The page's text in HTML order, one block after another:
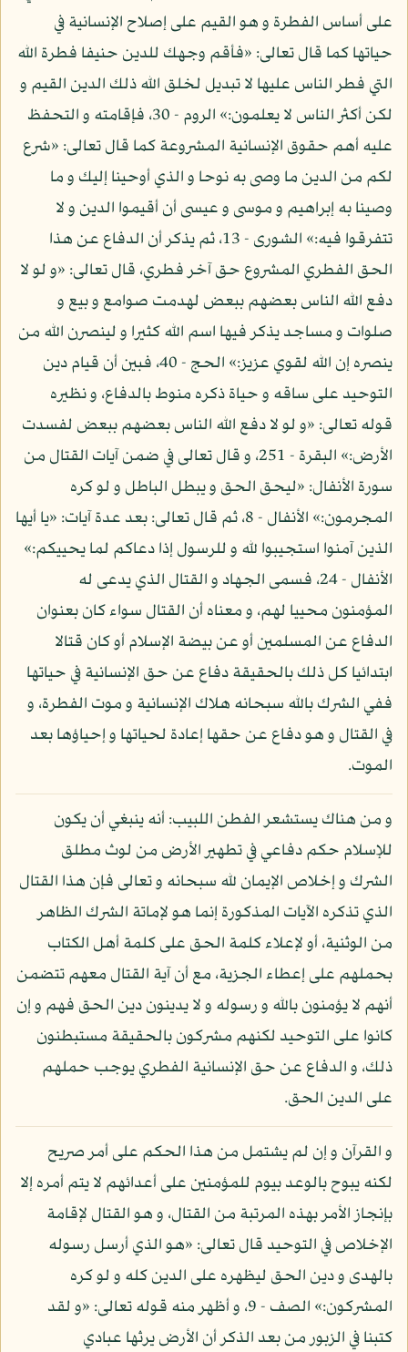
على أساس الفطرة و هو القيم على إصلاح الإنسانية في
حياتها كما قال تعالى: «فأقم وجهك للدين حنيفا فطرة الله
التي فطر الناس عليها لا تبديل لخلق الله ذلك الدين القيم و
لكن أكثر الناس لا يعلمون:» الروم - 30، فإقامته و التحفظ
عليه أهم حقوق الإنسانية المشروعة كما قال تعالى: «شرع
لكم من الدين ما وصى به نوحا و الذي أوحينا إليك و ما
وصينا به إبراهيم و موسى و عيسى أن أقيموا الدين و لا
تتفرقوا فيه:» الشورى - 13، ثم يذكر أن الدفاع عن هذا
الحق الفطري المشروع حق آخر فطري، قال تعالى: «و لو لا
دفع الله الناس بعضهم ببعض لهدمت صوامع و بيع و
صلوات و مساجد يذكر فيها اسم الله كثيرا و لينصرن الله من
ينصره إن الله لقوي عزيز:» الحج - 40، فبين أن قيام دين
التوحيد على ساقه و حياة ذكره منوط بالدفاع، و نظيره
قوله تعالى: «و لو لا دفع الله الناس بعضهم ببعض لفسدت
الأرض:» البقرة - 251، و قال تعالى في ضمن آيات القتال من
سورة الأنفال: «ليحق الحق و يبطل الباطل و لو كره
المجرمون:» الأنفال - 8، ثم قال تعالى: بعد عدة آيات: «يا أيها
الذين آمنوا استجيبوا لله و للرسول إذا دعاكم لما يحييكم:»
الأنفال - 24، فسمى الجهاد و القتال الذي يدعى له
المؤمنون محييا لهم، و معناه أن القتال سواء كان بعنوان
الدفاع عن المسلمين أو عن بيضة الإسلام أو كان قتالا
ابتدائيا كل ذلك بالحقيقة دفاع عن حق الإنسانية في حياتها
ففي الشرك بالله سبحانه هلاك الإنسانية و موت الفطرة، و
في القتال و هو دفاع عن حقها إعادة لحياتها و إحياؤها بعد
الموت.
و من هناك يستشعر الفطن اللبيب: أنه ينبغي أن يكون
للإسلام حكم دفاعي في تطهير الأرض من لوث مطلق
الشرك و إخلاص الإيمان لله سبحانه و تعالى فإن هذا القتال
الذي تذكره الآيات المذكورة إنما هو لإماتة الشرك الظاهر
من الوثنية، أو لإعلاء كلمة الحق على كلمة أهل الكتاب
بحملهم على إعطاء الجزية، مع أن آية القتال معهم تتضمن
أنهم لا يؤمنون بالله و رسوله و لا يدينون دين الحق فهم و إن
كانوا على التوحيد لكنهم مشركون بالحقيقة مستبطنون
ذلك، و الدفاع عن حق الإنسانية الفطري يوجب حملهم
على الدين الحق.
و القرآن و إن لم يشتمل من هذا الحكم على أمر صريح
لكنه يبوح بالوعد بيوم للمؤمنين على أعدائهم لا يتم أمره إلا
بإنجاز الأمر بهذه المرتبة من القتال، و هو القتال لإقامة
الإخلاص في التوحيد قال تعالى: «هو الذي أرسل رسوله
بالهدى و دين الحق ليظهره على الدين كله و لو كره
المشركون:» الصف - 9، و أظهر منه قوله تعالى: «و لقد
كتبنا في الزبور من بعد الذكر أن الأرض يرثها عبادي